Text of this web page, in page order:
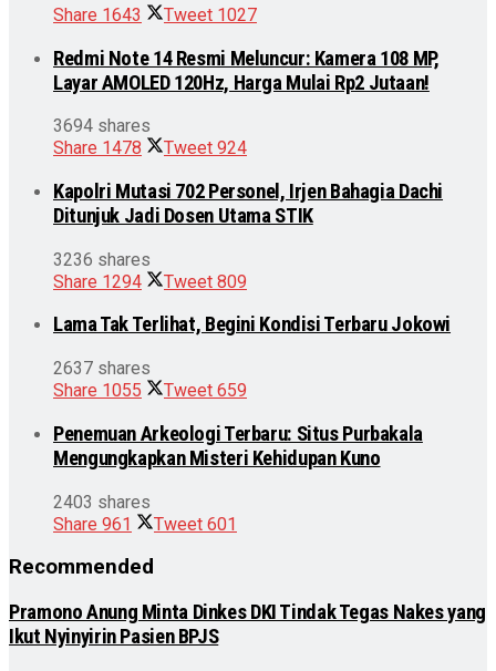
Share 1643 Tweet 1027
Redmi Note 14 Resmi Meluncur: Kamera 108 MP,
Layar AMOLED 120Hz, Harga Mulai Rp2 Jutaan!
3694 shares
Share 1478 Tweet 924
Kapolri Mutasi 702 Personel, Irjen Bahagia Dachi
Ditunjuk Jadi Dosen Utama STIK
3236 shares
Share 1294 Tweet 809
Lama Tak Terlihat, Begini Kondisi Terbaru Jokowi
2637 shares
Share 1055 Tweet 659
Penemuan Arkeologi Terbaru: Situs Purbakala
Mengungkapkan Misteri Kehidupan Kuno
2403 shares
Share 961 Tweet 601
Recommended
Pramono Anung Minta Dinkes DKI Tindak Tegas Nakes yang
Ikut Nyinyirin Pasien BPJS